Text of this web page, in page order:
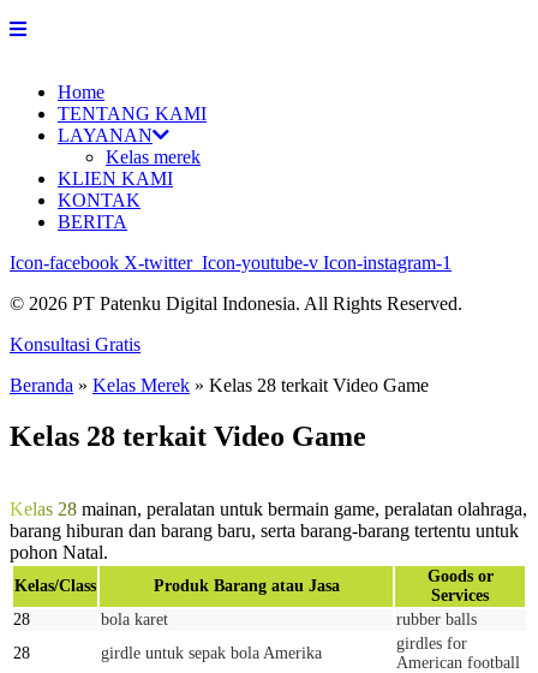
Home
TENTANG KAMI
LAYANAN
Kelas merek
KLIEN KAMI
KONTAK
BERITA
Icon-facebook X-twitter Icon-youtube-v Icon-instagram-1
© 2026 PT Patenku Digital Indonesia. All Rights Reserved.
Konsultasi Gratis
Beranda » Kelas Merek » Kelas 28 terkait Video Game
Kelas 28 terkait Video Game
Kelas 28 mainan, peralatan untuk bermain game, peralatan olahraga,
barang hiburan dan barang baru, serta barang-barang tertentu untuk
pohon Natal.
Kelas/Class Produk Barang atau Jasa
Goods or
Services
28
bola karet
rubber balls
28
girdle untuk sepak bola Amerika
girdles for
American football